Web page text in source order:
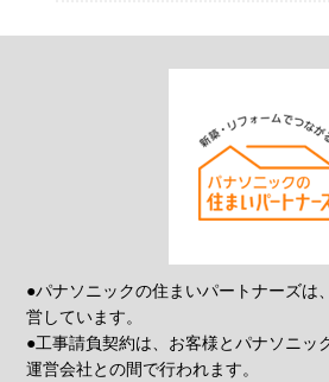
●パナソニックの住まいパートナーズは
営しています。
●工事請負契約は、お客様とパナソニッ
運営会社との間で行われます。